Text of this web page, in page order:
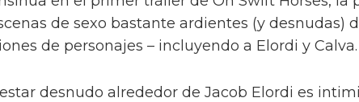
de sexo bastante ardientes (y desnudas)
de personajes – incluyendo a Elordi y Calva.
estar desnudo alrededor de Jacob Elordi es